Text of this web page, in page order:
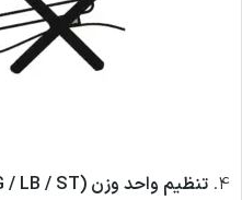
4. تنظیم واحد وزن (KG / LB / ST)